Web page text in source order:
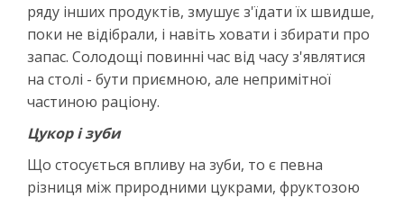
ряду інших продуктів, змушує з'їдати їх швидше,
поки не відібрали, і навіть ховати і збирати про
запас. Солодощі повинні час від часу з'являтися
на столі - бути приємною, але непримітної
частиною раціону.
Цукор і зуби
Що стосується впливу на зуби, то є певна
різниця між природними цукрами, фруктозою